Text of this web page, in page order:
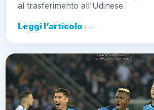
al trasferimento all'Udinese
Leggi l’articolo →